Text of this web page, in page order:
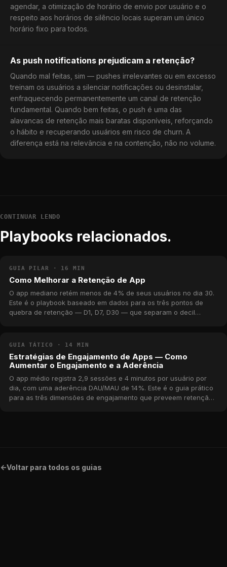
agendar, a otimização de horário de envio por usuário e o
respeito aos horários de silêncio locais superam um único
horário fixo para todos.
As push notifications prejudicam a retenção?
Quando mal feitas, sim — pushes irrelevantes ou em excesso
treinam os usuários a silenciar notificações ou desinstalar,
enfraquecendo permanentemente um canal de retenção
fundamental. Quando bem feitas, o push é uma das
alavancas de retenção mais baratas disponíveis, reforçando
o hábito e recuperando usuários em risco de churn. A
diferença está na relevância e na contenção, não no volume.
CONTINUAR LENDO
Playbooks relacionados.
GUIA PILAR · 16 MIN
Como Melhorar a Retenção de App
O app mediano retém menos de 4% de seus usuários no dia 30.
Este é o playbook baseado em dados para os três pontos de
quebra de retenção — D1, D7, D30 — que separam o decil
GUIA TÁTICO · 14 MIN
Estratégias de Engajamento de Apps — Como
Aumentar o Engajamento e a Aderência
O app médio registra 2,9 sessões e 4 minutos por usuário por
dia, com uma aderência DAU/MAU de 14%. Este é o guia prático
para as três dimensões de engajamento que preveem retenção
<-Voltar para todos os guias